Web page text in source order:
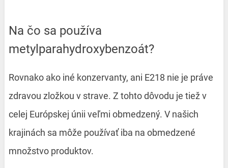
Na čo sa používa
metylparahydroxybenzoát?
Rovnako ako iné konzervanty, ani E218 nie je práve
zdravou zložkou v strave. Z tohto dôvodu je tiež v
celej Európskej únii veľmi obmedzený. V našich
krajinách sa môže používať iba na obmedzené
množstvo produktov.